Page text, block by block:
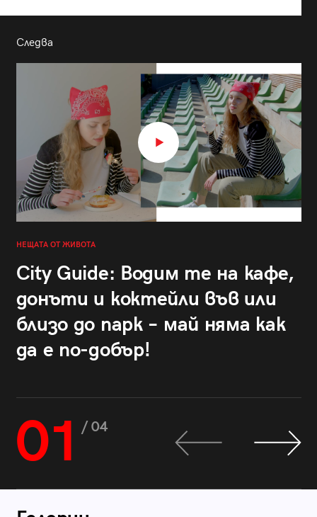
Следва
НЕЩАТА ОТ ЖИВОТА
City Guide: Водим те на кафе,
донъти и коктейли във или
близо до парк – май няма как
да е по-добър!
01 / 04